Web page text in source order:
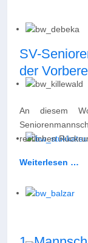
SV-
der
An diesem
restlichen
Weiterlesen …